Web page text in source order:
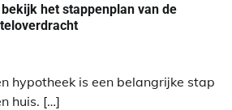
het stappenplan van de
hypotheek is een belangrijke stap
huis. […]